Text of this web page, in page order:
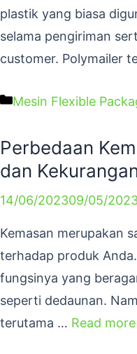
plastik yang biasa
selama pengiriman
customer. Polymailer
Mesin Flexible
Perbedaan
dan
14/06/202309/05/
Kemasan merupakan
terhadap produk
fungsinya yang
seperti dedaunan.
terutama … Read more